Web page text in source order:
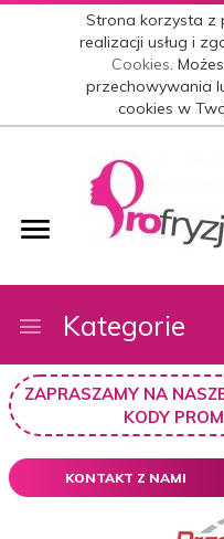
Strona korzysta z
realizacji usług i
Cookies.
przechowywania
cookies w
Kategorie
ZAPRASZAMY NA
KODY
KONTAKT Z NAMI